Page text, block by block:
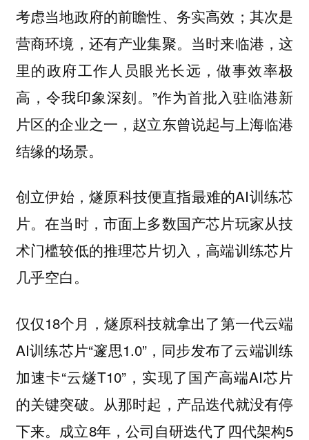
考虑当地政府的前瞻性、务实高效；其次是
营商环境，还有产业集聚。当时来临港，这
里的政府工作人员眼光长远，做事效率极
高，令我印象深刻。”作为首批入驻临港新
片区的企业之一，赵立东曾说起与上海临港
结缘的场景。
创立伊始，燧原科技便直指最难的AI训练芯
片。在当时，市面上多数国产芯片玩家从技
术门槛较低的推理芯片切入，高端训练芯片
几乎空白。
仅仅18个月，燧原科技就拿出了第一代云端
AI训练芯片“邃思1.0”，同步发布了云端训练
加速卡“云燧T10”，实现了国产高端AI芯片
的关键突破。从那时起，产品迭代就没有停
下来。成立8年，公司自研迭代了四代架构5